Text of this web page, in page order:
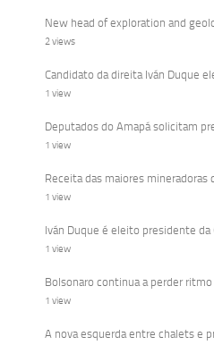
New head of exploration and
2 views
Candidato da direita Iván Duque
1 view
Deputados do Amapá solicitam
1 view
Receita das maiores mineradoras
1 view
Iván Duque é eleito presidente da
1 view
Bolsonaro continua a perder
1 view
A nova esquerda entre chalets e